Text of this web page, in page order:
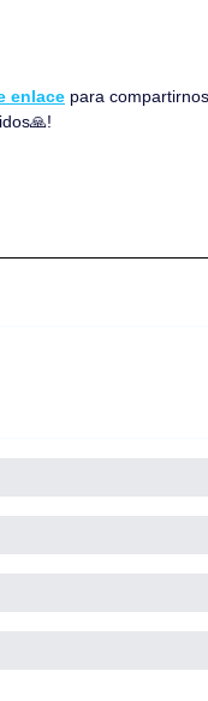
enlace para
🙏!